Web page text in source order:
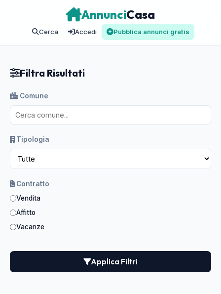
AnnunciCasa
Cerca Accedi Pubblica annunci gratis
Filtra Risultati
Comune
Tipologia
Contratto
Vendita
Affitto
Vacanze
Applica Filtri